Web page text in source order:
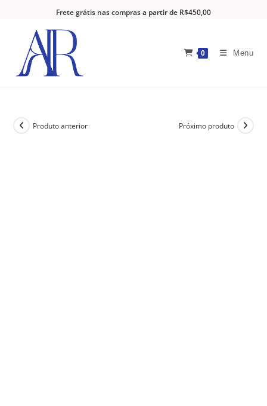
Frete grátis nas compras a partir de R$450,00
0 Menu
Produto anterior Próximo produto